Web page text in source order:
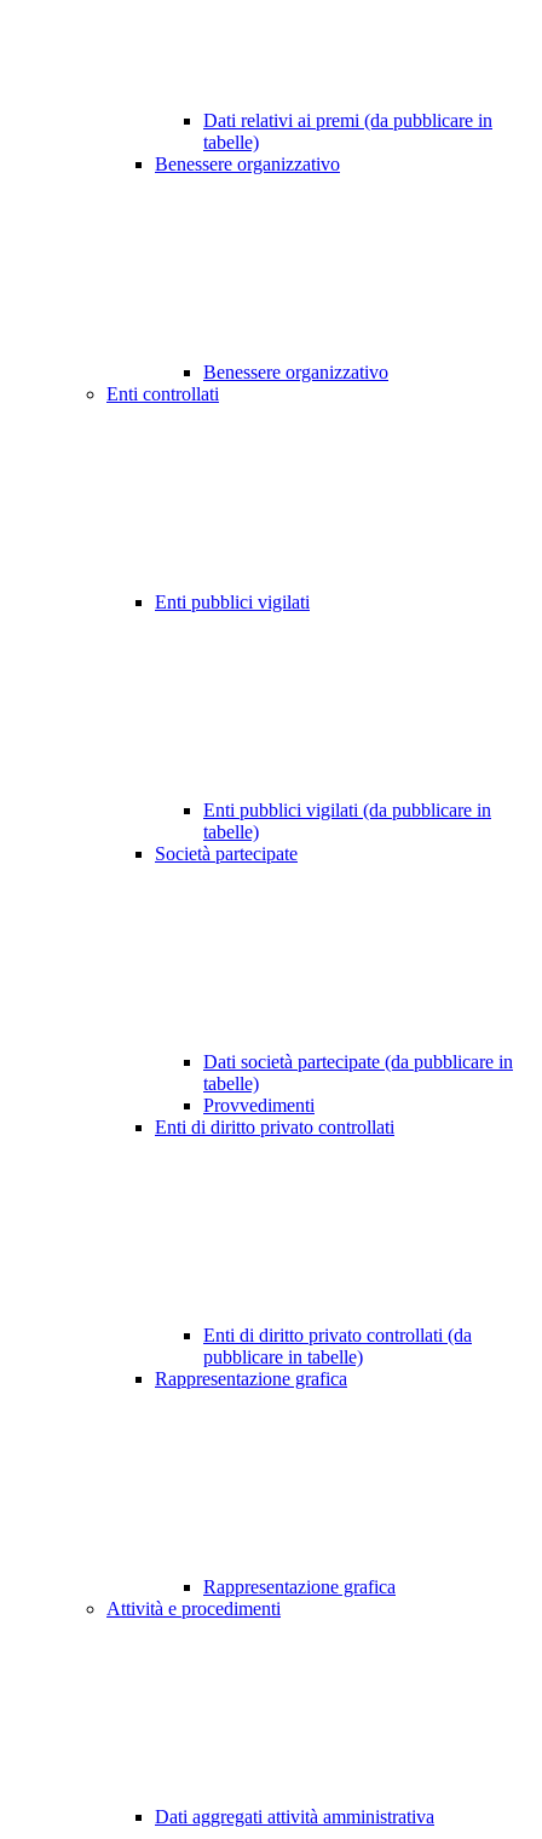
Dati relativi ai premi (da pubblicare in
tabelle)
Benessere organizzativo
Benessere organizzativo
Enti controllati
Enti pubblici vigilati
Enti pubblici vigilati (da pubblicare in
tabelle)
Società partecipate
Dati società partecipate (da pubblicare in
tabelle)
Provvedimenti
Enti di diritto privato controllati
Enti di diritto privato controllati (da
pubblicare in tabelle)
Rappresentazione grafica
Rappresentazione grafica
Attività e procedimenti
Dati aggregati attività amministrativa